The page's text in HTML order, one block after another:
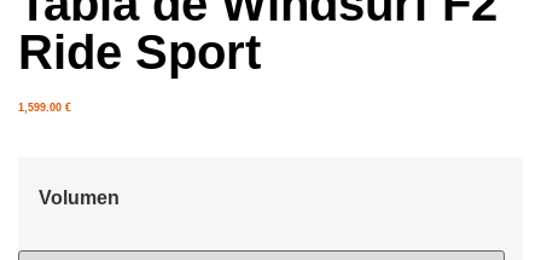
Ride Sport
1,599.00 €
Volumen